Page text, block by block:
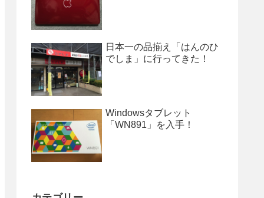
日本一の品揃え「はんのひ
でしま」に行ってきた！
Windowsタブレット
「WN891」を入手！